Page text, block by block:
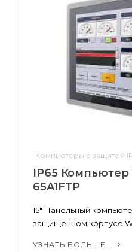
Компьютеры с защитой
IP65 Компьютер
65A1FTP
15" Панельный
защищенном корпусе
УЗНАТЬ БОЛЬШЕ...